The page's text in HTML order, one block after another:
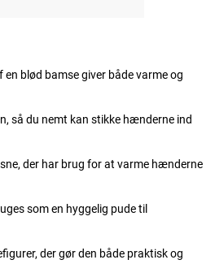
blød bamse giver både varme og
så du nemt kan stikke hænderne ind
der har brug for at varme hænderne
som en hyggelig pude til
der gør den både praktisk og